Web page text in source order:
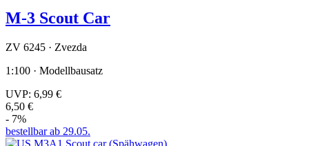
M-3 Scout Car
ZV 6245 · Zvezda
1:100 · Modellbausatz
UVP: 6,99 €
6,50 €
- 7%
bestellbar ab 29.05.